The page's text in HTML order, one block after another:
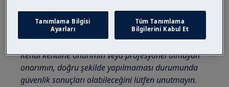
Daima koruyucu eldivenler ve kapalı ayakkabılar
kullanın.
Kendi kendine onarımın veya profesyonel olmayan
onarımın, doğru şekilde yapılmaması durumunda
güvenlik sonuçları olabileceğini lütfen unutmayın.
Tanımlama Bilgisi
Ayarları
Tüm Tanımlama
Bilgilerini Kabul Et